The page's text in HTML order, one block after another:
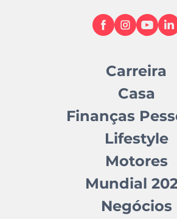
Carreira
Casa
Finanças
Lifestyle
Motores
Mundial
Negócios